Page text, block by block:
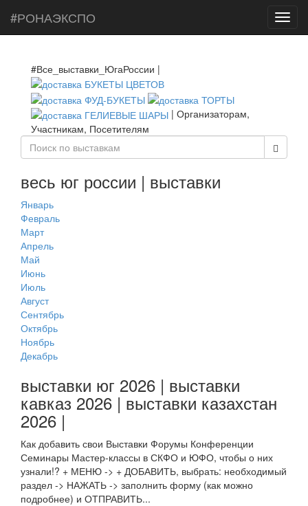
#Все_выставки_ЮгаРоссии |
| Организаторам,
Участникам, Посетителям
весь юг россии | выставки
Январь
Февраль
Март
Апрель
Май
Июнь
Июль
Август
Сентябрь
Октябрь
Ноябрь
Декабрь
выставки юг 2026 | выставки
кавказ 2026 | выставки казахстан
2026 |
Как добавить свои Выставки Форумы Конференции
Семинары Мастер-классы в СКФО и ЮФО, чтобы о них
узнали!? + МЕНЮ -> + ДОБАВИТЬ, выбрать: необходимый
раздел -> НАЖАТЬ -> заполнить форму (как можно
подробнее) и ОТПРАВИТЬ...
#РОНАЭКСПО